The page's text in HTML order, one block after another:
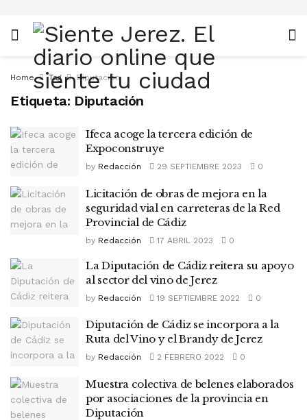
Home Tag Diputación
Etiqueta: Diputación
Ifeca acoge la tercera edición de
Expoconstruye
by Redacción 29 SEPTIEMBRE 2023 0
Licitación de obras de mejora en la
seguridad vial en carreteras de la Red
Provincial de Cádiz
by Redacción 17 ABRIL 2023 0
La Diputación de Cádiz reitera su apoyo
al sector del vino de Jerez
by Redacción 19 SEPTIEMBRE 2022 0
Diputación de Cádiz se incorpora a la
Ruta del Vino y el Brandy de Jerez
by Redacción 2 FEBRERO 2022 0
Muestra colectiva de belenes elaborados
por asociaciones de la provincia en
Diputación